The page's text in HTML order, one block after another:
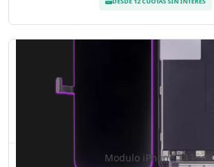
Modulo iPhone 13 Pro